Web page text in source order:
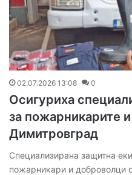
02.07.2026 13:08 0
Осигуриха
за пожарникарите
Димитровград
Специализирана защитна
пожарникари и доброволци